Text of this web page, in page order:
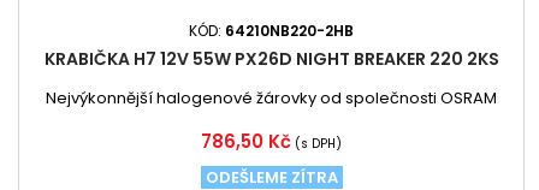
KÓD: 64210NB220-2HB
KRABIČKA H7 12V 55W PX26D NIGHT BREAKER 220 2KS
Nejvýkonnější halogenové žárovky od společnosti OSRAM
Cena
786,50 Kč (s DPH)
ODEŠLEME ZÍTRA